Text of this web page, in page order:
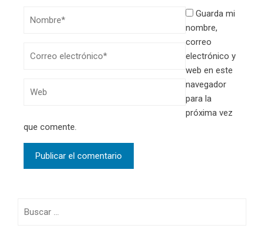
Guarda mi
nombre,
correo
electrónico y
web en este
navegador
para la
próxima vez
que comente.